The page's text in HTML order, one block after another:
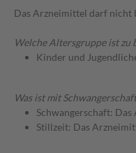
Das Arzneimittel darf nicht
Welche Altersgruppe ist zu
Kinder und
Was ist mit
Schwangerschaft:
Stillzeit: Das